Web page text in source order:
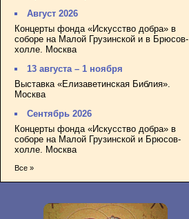
Август 2026
Концерты фонда «Искусство добра» в
соборе на Малой Грузинской и в Брюсов-
холле. Москва
13 августа – 1 ноября
Выставка «Елизаветинская Библия».
Москва
Сентябрь 2026
Концерты фонда «Искусство добра» в
соборе на Малой Грузинской и Брюсов-
холле. Москва
Все »